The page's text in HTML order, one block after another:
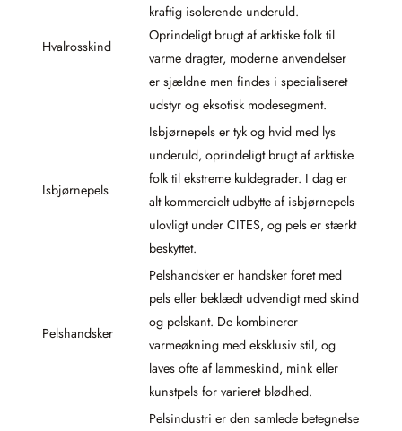
Hvalrosskind
kraftig isolerende underuld.
Oprindeligt brugt af arktiske folk til
varme dragter, moderne anvendelser
er sjældne men findes i specialiseret
udstyr og eksotisk modesegment.
Isbjørnepels
Isbjørnepels er tyk og hvid med lys
underuld, oprindeligt brugt af arktiske
folk til ekstreme kuldegrader. I dag er
alt kommercielt udbytte af isbjørnepels
ulovligt under CITES, og pels er stærkt
beskyttet.
Pelshandsker
Pelshandsker er handsker foret med
pels eller beklædt udvendigt med skind
og pelskant. De kombinerer
varmeøkning med eksklusiv stil, og
laves ofte af lammeskind, mink eller
kunstpels for varieret blødhed.
Pelsindustri er den samlede betegnelse